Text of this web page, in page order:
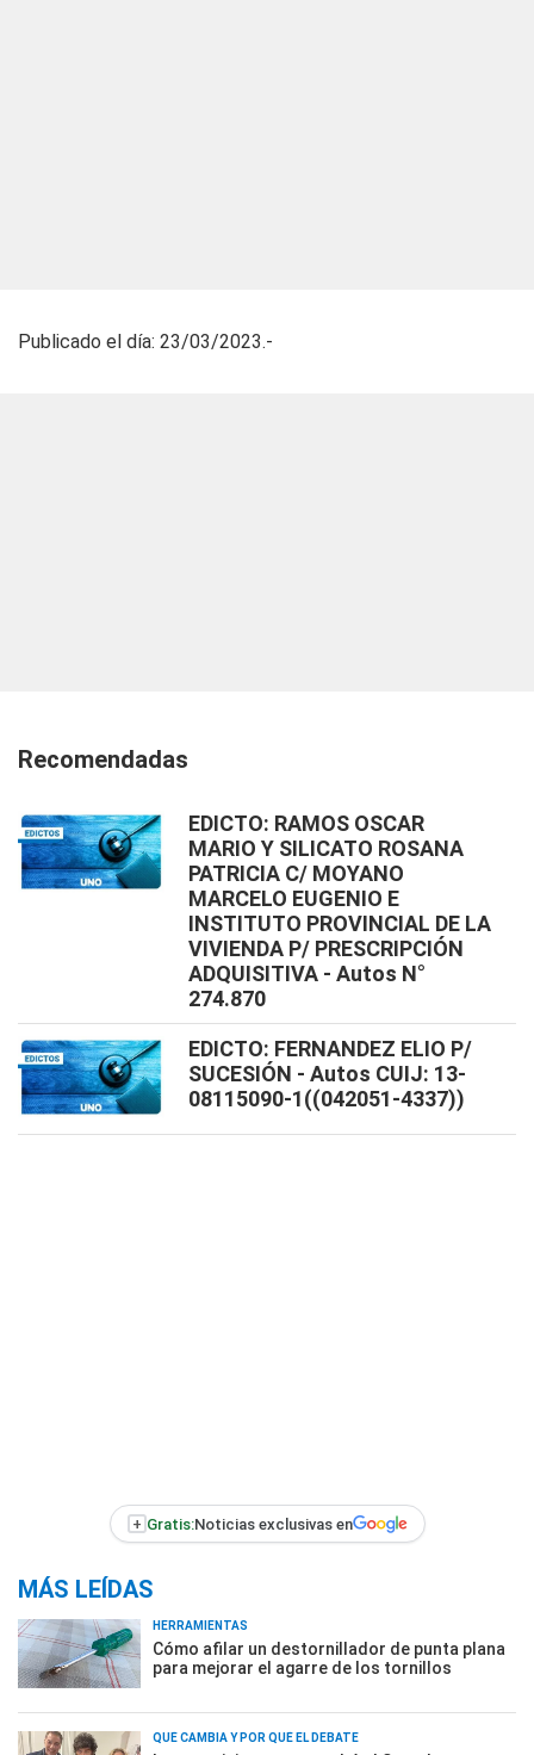
Publicado el día: 23/03/2023.-
Recomendadas
EDICTO: RAMOS OSCAR
MARIO Y SILICATO ROSANA
PATRICIA C/ MOYANO
MARCELO EUGENIO E
INSTITUTO PROVINCIAL DE LA
VIVIENDA P/ PRESCRIPCIÓN
ADQUISITIVA - Autos N°
274.870
EDICTO: FERNANDEZ ELIO P/
SUCESIÓN - Autos CUIJ: 13-
08115090-1((042051-4337))
+ Gratis:Noticias exclusivas en
MÁS LEÍDAS
HERRAMIENTAS
Cómo afilar un destornillador de punta plana
para mejorar el agarre de los tornillos
QUÉ CAMBIA Y POR QUÉ EL DEBATE